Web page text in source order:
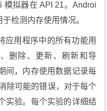
模拟器在 API 21。Androi
检测内存使用情况。
应用程序中的所有功能用
删除、更新、刷新和导
间，内存使用数据记录每
除可能的错误，对于每个
实验。每个实验的详细结